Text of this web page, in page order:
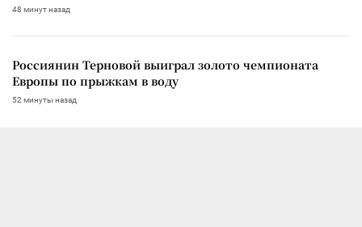
48 минут назад
Россиянин Терновой выиграл золото чемпионата
Европы по прыжкам в воду
52 минуты назад